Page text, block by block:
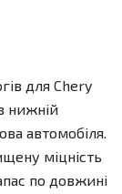
для Chery
нижній
автомобіля.
міцність
по довжині